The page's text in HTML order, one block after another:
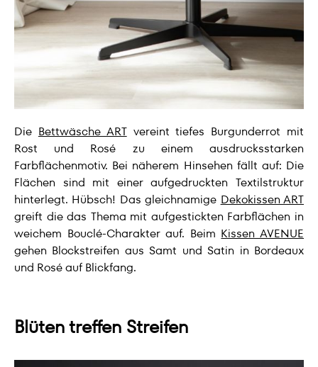
Die Bettwäsche ARTvereint tiefes Burgunderrot mit
Rost und Rosé zu einem ausdrucksstarken
Farbflächenmotiv. Bei näherem Hinsehen fällt auf: Die
Flächen sind mit einer aufgedruckten Textilstruktur
hinterlegt. Hübsch! Das gleichnamige Dekokissen ART
greift die das Thema mit aufgestickten Farbflächen in
weichem Bouclé-Charakter auf. Beim Kissen AVENUE
gehen Blockstreifen aus Samt und Satin in Bordeaux
und Rosé auf Blickfang.
Blüten treffen Streifen